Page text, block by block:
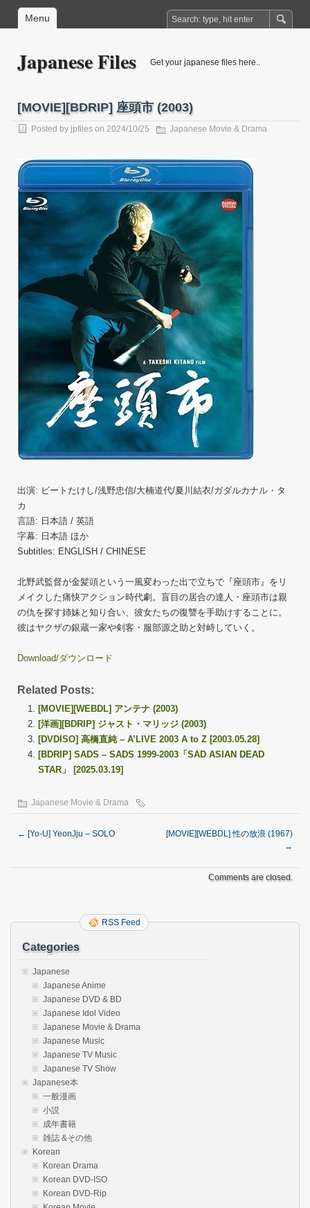
Menu
Japanese Files Get your japanese files here..
[MOVIE][BDRIP] 座頭市 (2003)
Posted by jpfiles on 2024/10/25 Japanese Movie & Drama
出演:‎ ビートたけし/浅野忠信/大楠道代/夏川結衣/ガダルカナル・タ
カ
言語: 日本語 / 英語
字幕: 日本語 ほか
Subtitles: ENGLISH / CHINESE
北野武監督が金髪頭という一風変わった出で立ちで『座頭市』をリ
メイクした痛快アクション時代劇。盲目の居合の達人・座頭市は親
の仇を探す姉妹と知り合い、彼女たちの復讐を手助けすることに。
彼はヤクザの銀蔵一家や剣客・服部源之助と対峙していく。
Download/ダウンロード
Related Posts:
[MOVIE][WEBDL] アンテナ (2003)
[洋画][BDRIP] ジャスト・マリッジ (2003)
[DVDISO] 高橋直純 – A’LIVE 2003 A to Z [2003.05.28]
[BDRIP] SADS – SADS 1999-2003「SAD ASIAN DEAD
STAR」 [2025.03.19]
Japanese Movie & Drama
← [Yo-U] YeonJju – SOLO
[MOVIE][WEBDL] 性の放浪 (1967)
→
Comments are closed.
RSS Feed
Categories
Japanese
Japanese Anime
Japanese DVD & BD
Japanese Idol Video
Japanese Movie & Drama
Japanese Music
Japanese TV Music
Japanese TV Show
Japanese本
一般漫画
小説
成年書籍
雑誌 &その他
Korean
Korean Drama
Korean DVD-ISO
Korean DVD-Rip